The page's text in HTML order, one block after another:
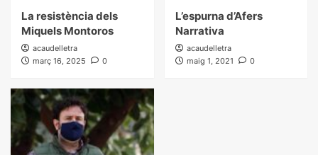
La resistència dels
Miquels Montoros
acaudelletra
març 16, 2025
0
L’espurna d’Afers
Narrativa
acaudelletra
maig 1, 2021
0